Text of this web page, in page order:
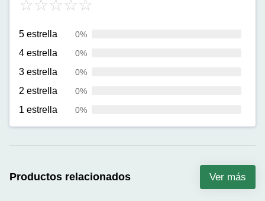
5 estrella 0%
4 estrella 0%
3 estrella 0%
2 estrella 0%
1 estrella 0%
Productos relacionados Ver más